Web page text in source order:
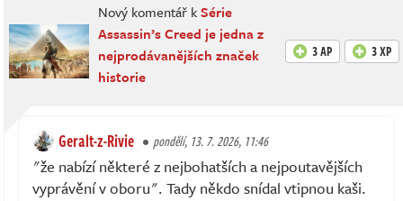
Nový komentář kSérie
Assassin’s Creed je jedna z
nejprodávanějších značek
historie
3 AP 3 XP
Geralt-z-Rivie pondělí, 13. 7. 2026, 11:46
"že nabízí některé z nejbohatších a nejpoutavějších
vyprávění v oboru". Tady někdo snídal vtipnou kaši.